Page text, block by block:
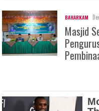
BAHARKAM
Masjid